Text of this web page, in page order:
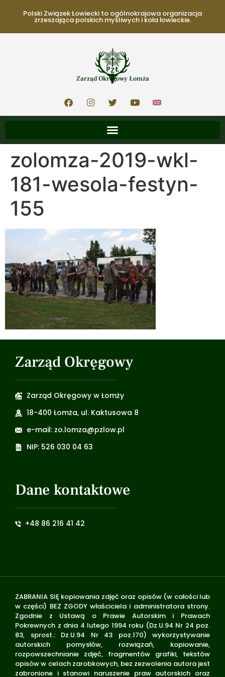
Polski Związek Łowiecki to ogólnokrajowa organizacja
zrzeszająca polskich myśliwych i koła łowieckie.
Zarząd Okręgowy Łomża
zolomza-2019-wkl-
181-wesola-festyn-
155
Zarząd Okręgowy
Zarząd Okręgowy w Łomży
18-400 Łomża, ul. Kaktusowa 8
e-mail: zo.lomza@pzlow.pl
NIP: 526 030 04 63
Dane kontaktowe
+48 86 216 41 42
ZABRANIA SIĘ kopiowania zdjęć oraz opisów (w całości lub
w części) BEZ ZGODY właściciela i administratora strony.
Zgodnie z Ustawą o Prawie Autorskim i Prawach
Pokrewnych z dnia 4 lutego 1994 roku (Dz.U.94 Nr 24 poz.
83, sprost.: Dz.U.94 Nr 43 poz.170) wykorzystywanie
autorskich pomysłów, rozwiązań, kopiowanie,
rozpowszechnianie zdjęć, fragmentów grafiki, tekstów
opisów w celach zarobkowych, bez zezwolenia autora jest
zabronione i stanowi naruszenie praw autorskich oraz